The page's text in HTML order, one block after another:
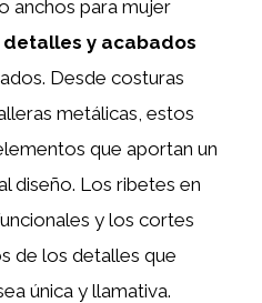
anchos para mujer
detalles y acabados
Desde costuras
metálicas, estos
que aportan un
diseño. Los ribetes en
y los cortes
de los detalles que
única y llamativa.